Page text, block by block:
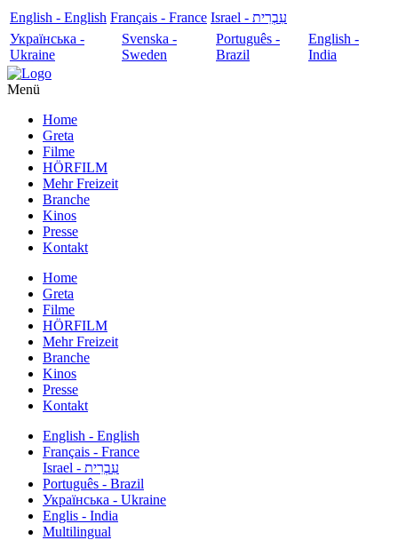
English - English Français - France
עִבְרִית - Israel
Українська -
Ukraine
Svenska -
Sweden
Português -
Brazil
English -
India
Menü
Home
Greta
Filme
HÖRFILM
Mehr Freizeit
Branche
Kinos
Presse
Kontakt
Home
Greta
Filme
HÖRFILM
Mehr Freizeit
Branche
Kinos
Presse
Kontakt
English - English
Français - France
עִבְרִית - Israel
Português - Brazil
Українська - Ukraine
Englis - India
Multilingual